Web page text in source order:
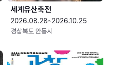
세계유산축전
2026.08.28~2026.10.25
경상북도 안동시